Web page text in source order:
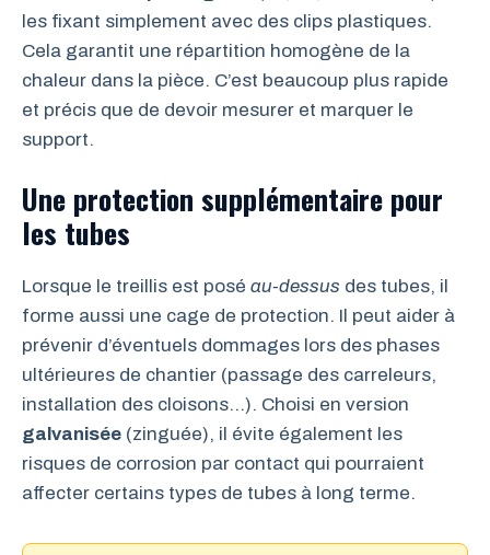
les fixant simplement avec des clips plastiques.
Cela garantit une répartition homogène de la
chaleur dans la pièce. C’est beaucoup plus rapide
et précis que de devoir mesurer et marquer le
support.
Une protection supplémentaire pour
les tubes
Lorsque le treillis est posé au-dessus des tubes, il
forme aussi une cage de protection. Il peut aider à
prévenir d’éventuels dommages lors des phases
ultérieures de chantier (passage des carreleurs,
installation des cloisons…). Choisi en version
galvanisée (zinguée), il évite également les
risques de corrosion par contact qui pourraient
affecter certains types de tubes à long terme.